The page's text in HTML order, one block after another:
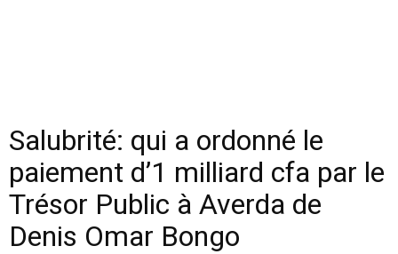
Salubrité: qui a ordonné le
paiement d’1 milliard cfa par le
Trésor Public à Averda de
Denis Omar Bongo